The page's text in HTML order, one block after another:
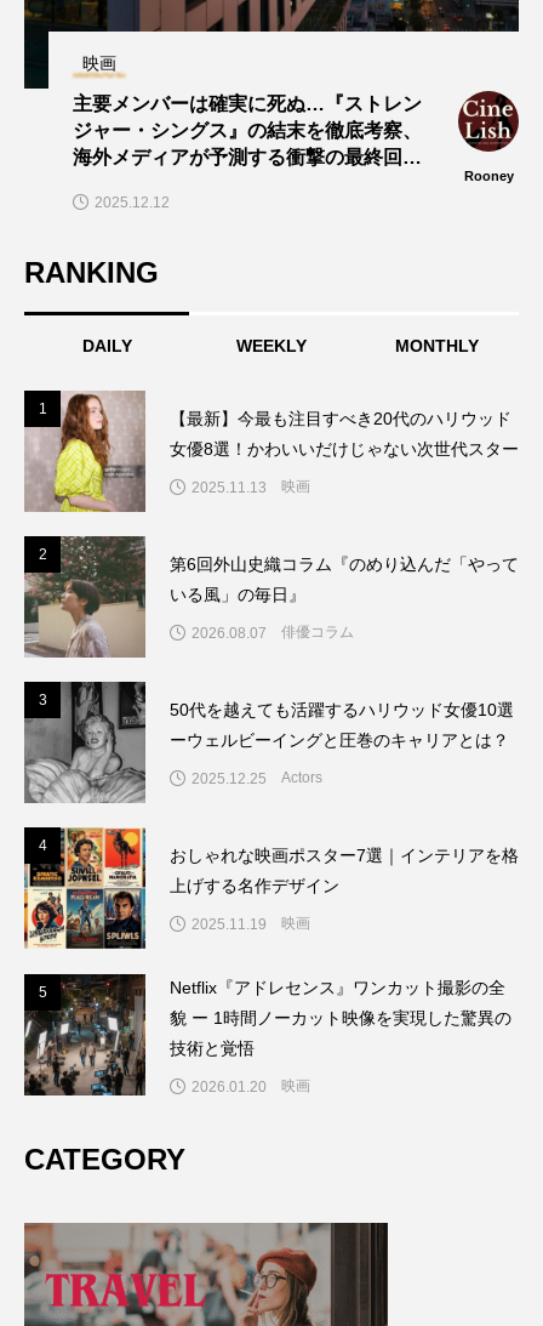
映画
主要メンバーは確実に死ぬ…『ストレン
ジャー・シングス』の結末を徹底考察、
海外メディアが予測する衝撃の最終回と
Rooney
2025.12.12
RANKING
DAILY WEEKLY MONTHLY
1
【最新】今最も注目すべき20代のハリウッド
女優8選！かわいいだけじゃない次世代スター
2025.11.13 映画
2
第6回外山史織コラム『のめり込んだ「やって
いる風」の毎日』
2026.08.07 俳優コラム
3
50代を越えても活躍するハリウッド女優10選
ーウェルビーイングと圧巻のキャリアとは？
2025.12.25 Actors
4
おしゃれな映画ポスター7選｜インテリアを格
上げする名作デザイン
2025.11.19 映画
5
Netflix『アドレセンス』ワンカット撮影の全
貌 ー 1時間ノーカット映像を実現した驚異の
技術と覚悟
2026.01.20 映画
CATEGORY